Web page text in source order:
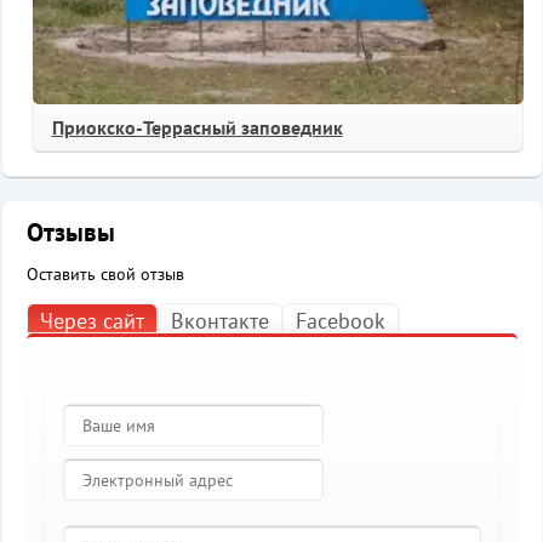
Приокско-Террасный заповедник
Отзывы
Оставить свой отзыв
Через сайт Вконтакте Facebook